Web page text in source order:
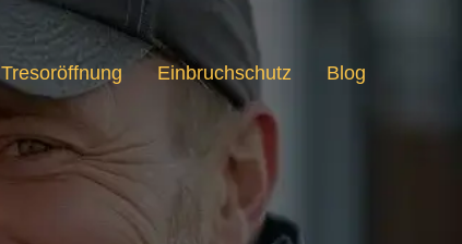
Tresoröffnung Einbruchschutz Blog